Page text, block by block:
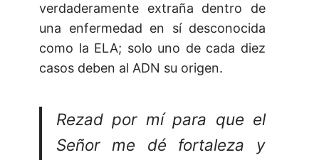
verdaderamente extraña dentro de
una enfermedad en sí desconocida
como la ELA; solo uno de cada diez
casos deben al ADN su origen.
Rezad por mí para que el
Señor me dé fortaleza y